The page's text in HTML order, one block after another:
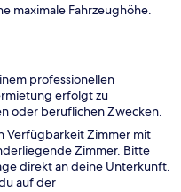
maximale Fahrzeughöhe.
professionellen
erfolgt zu
oder beruflichen Zwecken.
Verfügbarkeit Zimmer mit
Zimmer. Bitte
direkt an deine Unterkunft.
auf der